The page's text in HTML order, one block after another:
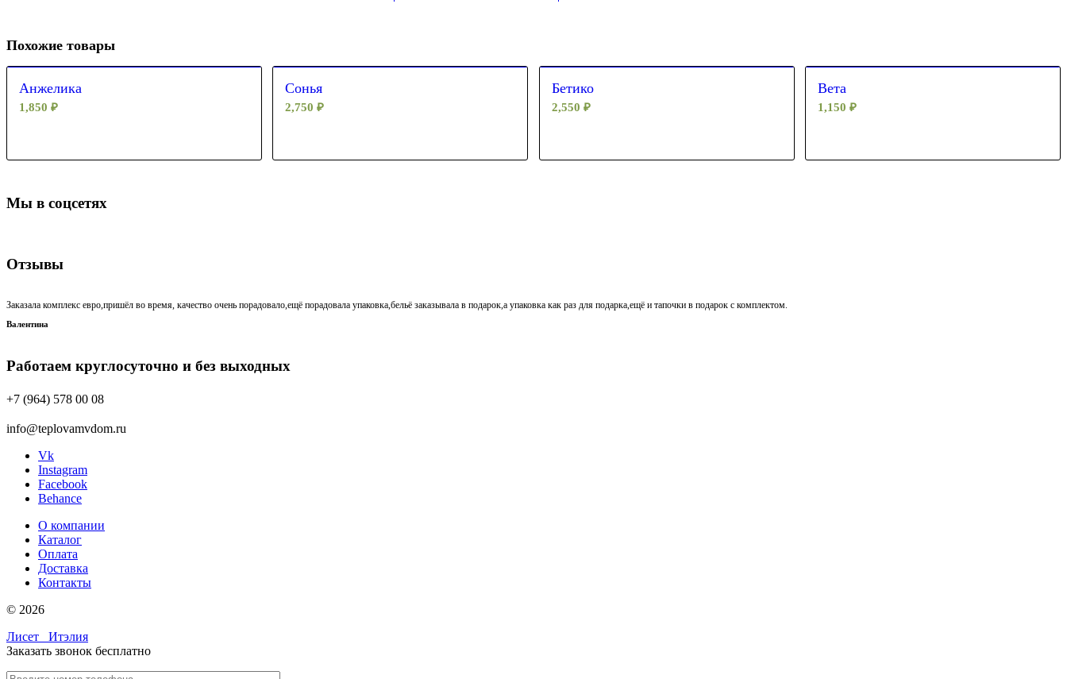
Похожие товары
Анжелика
1,850 ₽
Сонья
2,750₽
Бетико
2,550 ₽
Вета
1,150 ₽
Мы в соцсетях
Отзывы
Заказала комплекс евро,пришёл во время, качество очень порадовало,ещё порадовала упаковка,бельё заказывала в подарок,а упаковка как раз для подарка,ещё и тапочки в подарок с комплектом.
Валентина
Работаем круглосуточно и без выходных
+7 (964) 578 00 08
info@teplovamvdom.ru
Vk
Instagram
Facebook
Behance
О компании
Каталог
Оплата
Доставка
Контакты
© 2026
Лисет
Итэлия
Заказать звонок бесплатно